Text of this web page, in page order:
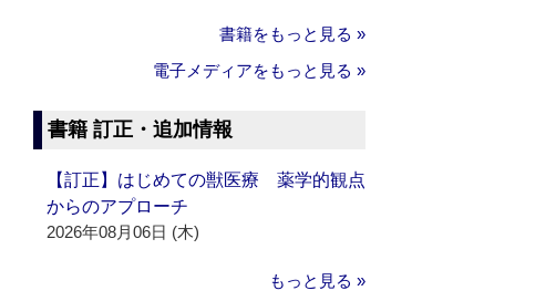
書籍をもっと見る »
電子メディアをもっと見る »
書籍 訂正・追加情報
【訂正】はじめての獣医療 薬学的観点
からのアプローチ
2026年08月06日 (木)
もっと見る »